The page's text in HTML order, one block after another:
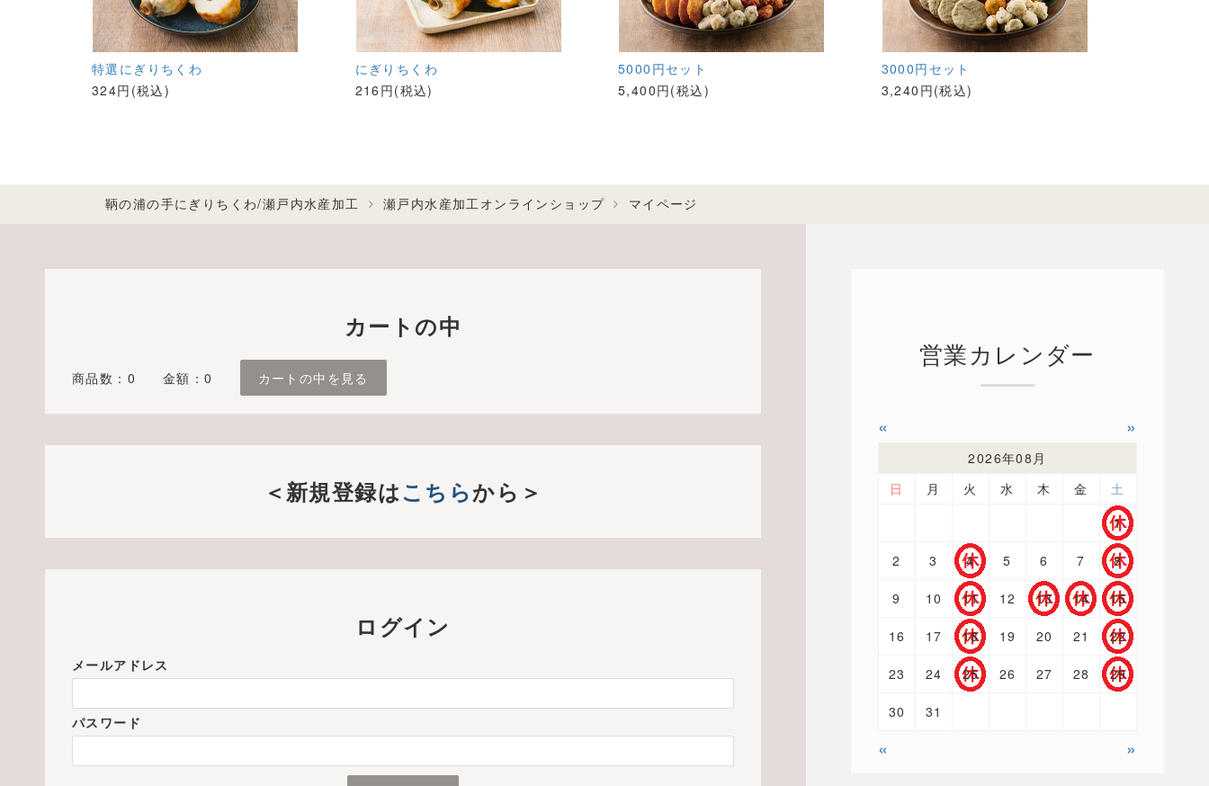
特選にぎりちくわ
324円(税込)
にぎりちくわ
216円(税込)
5000円セット
5,400円(税込)
3000円セット
3,240円(税込)
鞆の浦の手にぎりちくわ/瀬戸内水産加工 瀬戸内水産加工オンラインショップ マイページ
カートの中
商品数：0 金額：0 カートの中を見る
＜新規登録はこちらから＞
ログイン
メールアドレス
パスワード
営業カレンダー
« »
2026年08月
日
月 火 水 木 金
土
1
2 3 4 5 6 7 8
9 10 11 12 13 14 15
16 17 18 19 20 21 22
23 24 25 26 27 28 29
30 31
« »